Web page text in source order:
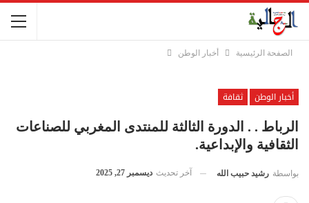
الصفحة الرئيسية أخبار الوطن
أخبار الوطن
ثقافة
الرباط . . الدورة الثالثة للمنتدى المغربي للصناعات
الثقافية والإبداعية.
بواسطة رشيد حبيب الله آخر تحديث ديسمبر 27, 2025